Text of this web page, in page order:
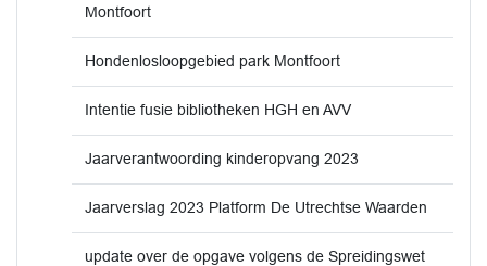
Montfoort
Hondenlosloopgebied park Montfoort
Intentie fusie bibliotheken HGH en AVV
Jaarverantwoording kinderopvang 2023
Jaarverslag 2023 Platform De Utrechtse Waarden
update over de opgave volgens de Spreidingswet